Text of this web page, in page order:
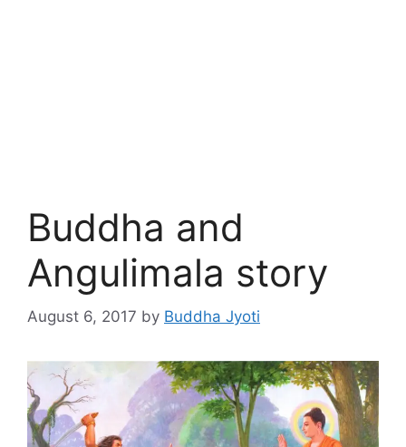
Buddha and
Angulimala story
August 6, 2017 by Buddha Jyoti